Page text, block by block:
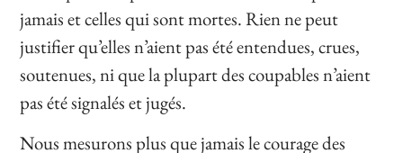
jamais et celles qui sont mortes. Rien ne peut
justifier qu’elles n’aient pas été entendues, crues,
soutenues, ni que la plupart des coupables n’aient
pas été signalés et jugés.
Nous mesurons plus que jamais le courage des